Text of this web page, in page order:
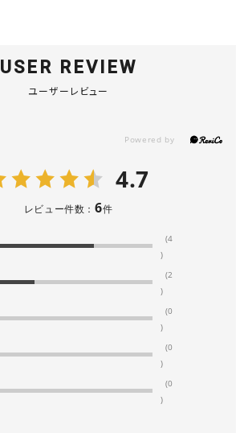
USER REVIEW
ユーザーレビュー
4.7
レビュー件数： 6件
(4
)
(2
)
(0
)
(0
)
(0
)